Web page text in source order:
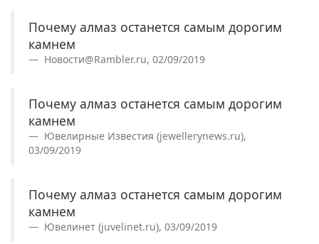
Почему алмаз останется самым дорогим
камнем
Новости@Rambler.ru, 02/09/2019
Почему алмаз останется самым дорогим
камнем
Ювелирные Известия (jewellerynews.ru),
03/09/2019
Почему алмаз останется самым дорогим
камнем
Ювелинет (juvelinet.ru), 03/09/2019